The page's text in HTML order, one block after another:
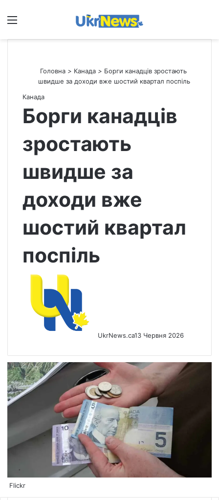
Меню
Головна > Канада > Борги канадців зростають
швидше за доходи вже шостий квартал поспіль
Канада
Борги канадців
зростають
швидше за
доходи вже
шостий квартал
поспіль
UkrNews.ca13 Червня 2026
Flickr